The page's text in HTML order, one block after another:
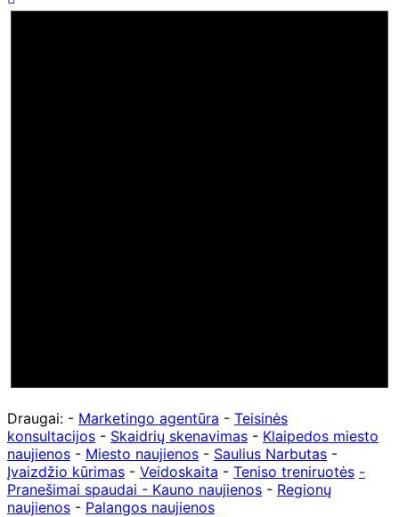
Draugai: - Marketingo agentūra - Teisinės
konsultacijos - Skaidrių skenavimas - Klaipedos miesto
naujienos - Miesto naujienos - Saulius Narbutas -
Įvaizdžio kūrimas - Veidoskaita - Teniso treniruotės -
Pranešimai spaudai - Kauno naujienos - Regionų
naujienos - Palangos naujienos